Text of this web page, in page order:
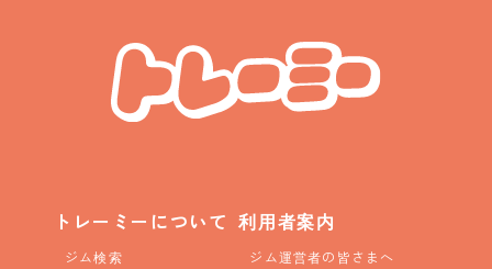
トレーミーについて
ジム検索
利用者案内
ジム運営者の皆さまへ